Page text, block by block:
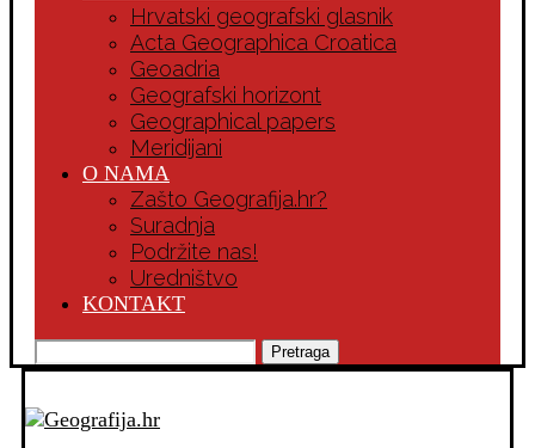
Hrvatski geografski glasnik
Acta Geographica Croatica
Geoadria
Geografski horizont
Geographical papers
Meridijani
O NAMA
Zašto Geografija.hr?
Suradnja
Podržite nas!
Uredništvo
KONTAKT
Pretraga